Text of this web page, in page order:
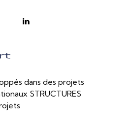
youtube2
linkedin
dans des projets
STRUCTURES